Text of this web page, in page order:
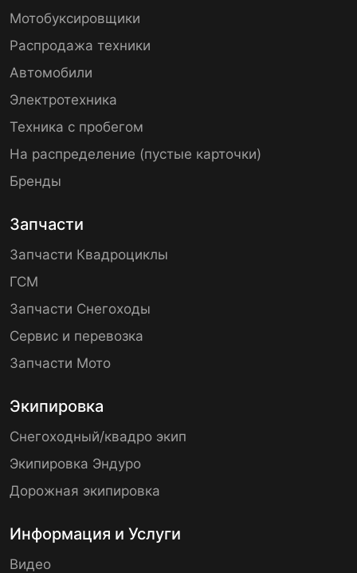
Мотобуксировщики
Распродажа техники
Автомобили
Электротехника
Техника с пробегом
На распределение (пустые карточки)
Бренды
Запчасти
Запчасти Квадроциклы
ГСМ
Запчасти Снегоходы
Сервис и перевозка
Запчасти Мото
Экипировка
Снегоходный/квадро экип
Экипировка Эндуро
Дорожная экипировка
Информация и Услуги
Видео